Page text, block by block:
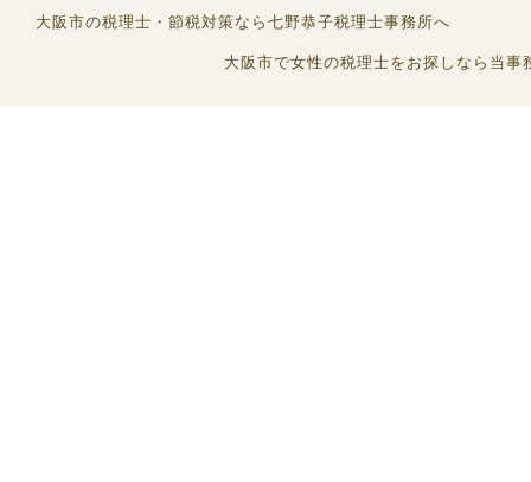
大阪市の税理士・節税対策なら七野恭子税理士事務所へ
大阪市で女性の税理士をお探しなら当